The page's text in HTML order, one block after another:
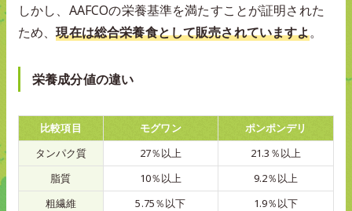
しかし、AAFCOの栄養基準を満たすことが証明された
ため、現在は総合栄養食として販売されていますよ。
栄養成分値の違い
比較項目 モグワン
ポンポンデリ
タンパク質
27％以上
21.3％以上
脂質
10％以上
9.2％以上
粗繊維
5.75％以下
1.9％以下